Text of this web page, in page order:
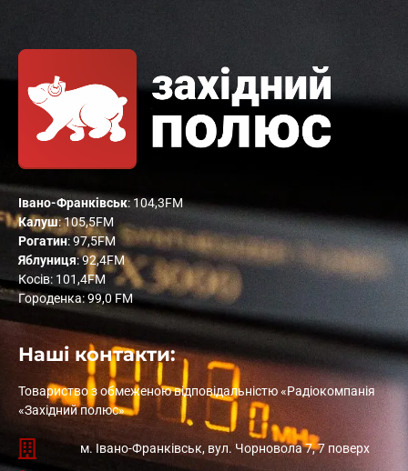
Івано-Франківськ: 104,3FM
Калуш: 105,5FM
Рогатин: 97,5FM
Яблуниця: 92,4FM
Косів: 101,4FM
Городенка: 99,0 FM
Наші контакти:
Товариство з обмеженою відповідальністю «Радіокомпанія
«Західний полюс»
м. Івано-Франківськ, вул. Чорновола 7, 7 поверх